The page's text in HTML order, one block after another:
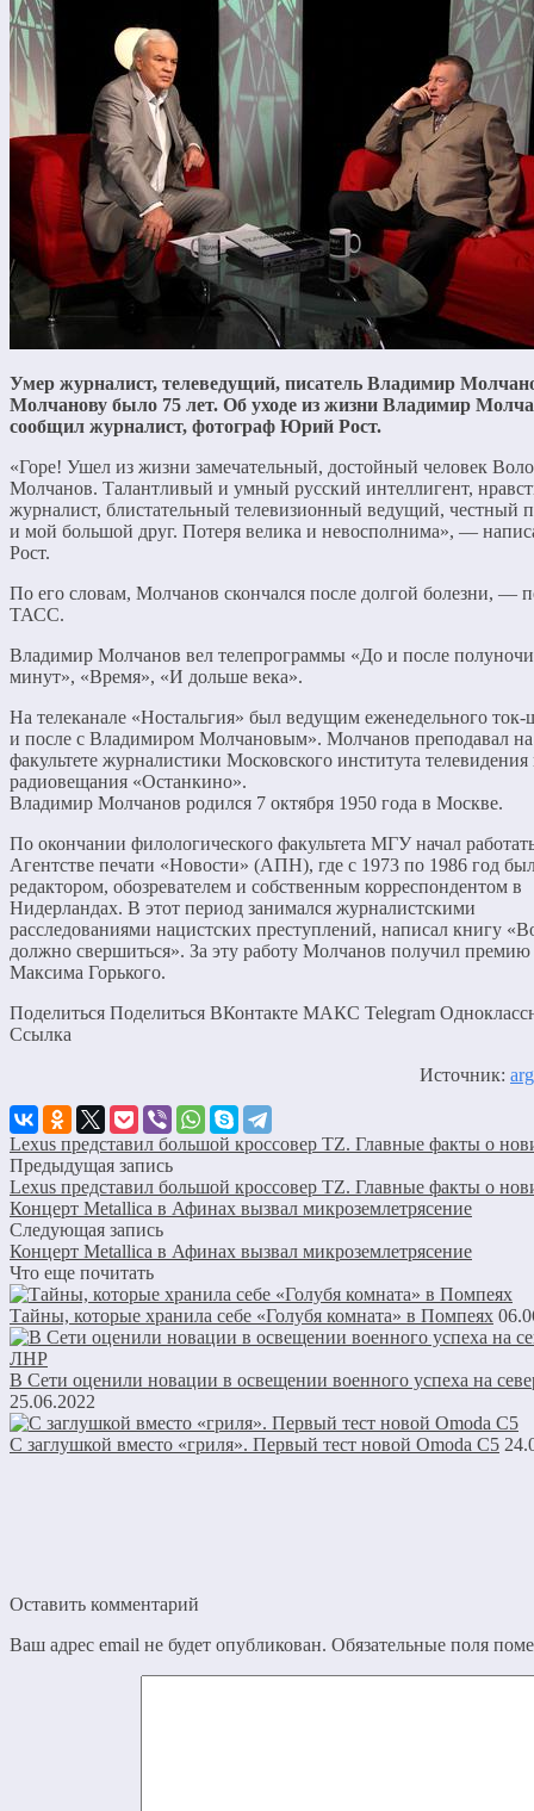
Умер журналист, телеведущий, писатель Владимир
Молчанову было 75 лет. Об уходе из жизни Владимир
сообщил журналист, фотограф Юрий Рост.
«Горе! Ушел из жизни замечательный, достойный человек
Молчанов. Талантливый и умный русский интеллигент,
журналист, блистательный телевизионный ведущий, честный
и мой большой друг. Потеря велика и невосполнима», —
Рост.
По его словам, Молчанов скончался после долгой болезни, —
ТАСС.
Владимир Молчанов вел телепрограммы «До и после
минут», «Время», «И дольше века».
На телеканале «Ностальгия» был ведущим еженедельного
и после с Владимиром Молчановым». Молчанов преподавал на
факультете журналистики Московского института телевидения
радиовещания «Останкино».
Владимир Молчанов родился 7 октября 1950 года в Москве.
По окончании филологического факультета МГУ начал
Агентстве печати «Новости» (АПН), где с 1973 по 1986 год
редактором, обозревателем и собственным корреспондентом в
Нидерландах. В этот период занимался журналистскими
расследованиями нацистских преступлений, написал книгу
должно свершиться». За эту работу Молчанов получил премию
Максима Горького.
Поделиться Поделиться ВКонтакте МАКС Telegram
Cсылка
Источник:
Lexus представил большой кроссовер TZ. Главные факты о
Предыдущая запись
Lexus представил большой кроссовер TZ. Главные факты о
Концерт Metallica в Афинах вызвал микроземлетрясение
Следующая запись
Концерт Metallica в Афинах вызвал микроземлетрясение
Что еще почитать
Тайны, которые хранила себе «Голубя комната» в Помпеях
В Сети оценили новации в освещении военного успеха на
25.06.2022
С заглушкой вместо «гриля». Первый тест новой Omoda C5
Оставить комментарий
Ваш адрес email не будет опубликован. Обязательные поля